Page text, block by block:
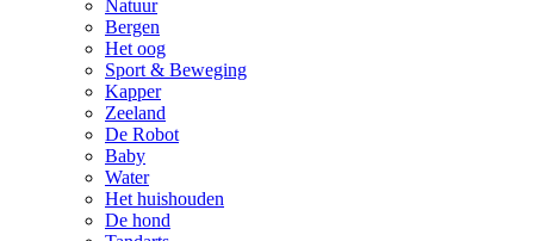
Natuur
Bergen
Het oog
Sport & Beweging
Kapper
Zeeland
De Robot
Baby
Water
Het huishouden
De hond